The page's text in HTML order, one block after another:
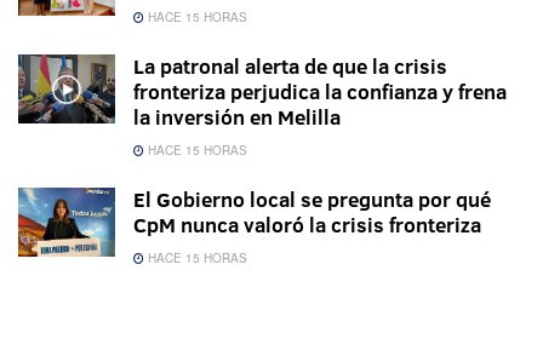
HACE 15 HORAS
La patronal alerta de que la crisis
fronteriza perjudica la confianza y frena
la inversión en Melilla
HACE 15 HORAS
El Gobierno local se pregunta por qué
CpM nunca valoró la crisis fronteriza
HACE 15 HORAS